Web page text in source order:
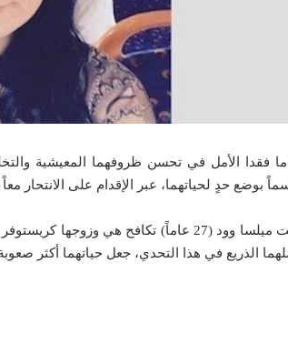
فقدا الأمل في تحسن ظروفهما المعيشية
بوضع حدٍ لحياتهما، عبر الإقدام على الانتحار
الذريع في هذا التحدي، جعل حياتهما أكثر صعوبة